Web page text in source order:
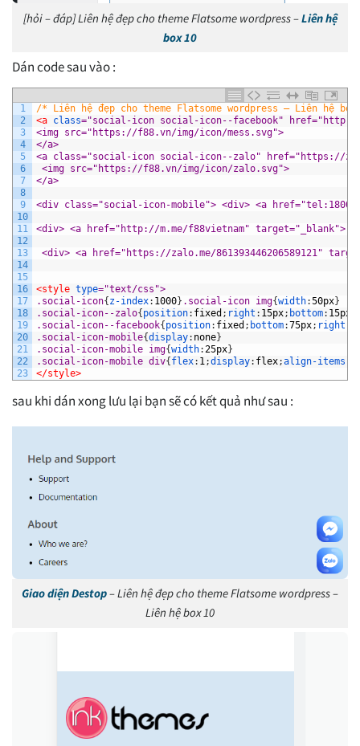
[hỏi – đáp] Liên hệ đẹp cho theme Flatsome wordpress –Liên hệ
box 10
Dán code sau vào :
1
2
3
4
5
6
7
8
9
10
11
12
13
14
15
16
17
18
19
20
21
22
23
/* Liên hệ đẹp cho theme Flatsome wordpress – Liên hệ
<a class="social-icon social-icon--facebook" href="http://
<img src="https://f88.vn/img/icon/mess.svg">
</a>
<a class="social-icon social-icon--zalo" href="https://
<img src="https://f88.vn/img/icon/zalo.svg">
</a>
<div class="social-icon-mobile"> <div> <a
<div> <a href="http://m.me/f88vietnam" target="_blank">
<div> <a href="https://zalo.me/861393446206589121"
<style type="text/css">
.social-icon{z-index: 1000} .social-icon img{width:50px}
.social-icon--zalo{position: fixed ; right : 15px; bottom: 15px
.social-icon--facebook{position: fixed ; bottom:75px; right
.social-icon-mobile{display: none}
.social-icon-mobile img{width: 25px}
.social-icon-mobile div{flex: 1 ;display: flex;align-items
</style>
sau khi dán xong lưu lại bạn sẽ có kết quả như sau :
Giao diện Destop– Liên hệ đẹp cho theme Flatsome wordpress –
Liên hệ box 10